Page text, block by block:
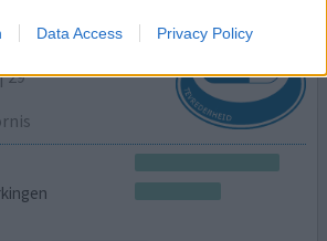
Data Access Privacy Policy
29